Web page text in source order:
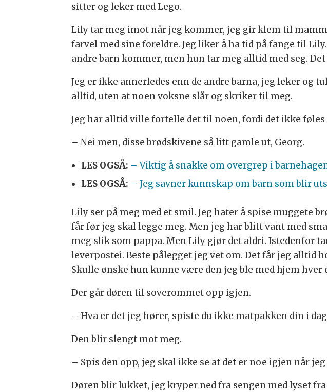
sitter og leker med Lego.
Lily tar meg imot når jeg kommer, jeg gir klem til
farvel med sine foreldre. Jeg liker å ha tid på fange til
andre barn kommer, men hun tar meg alltid med seg.
Jeg er ikke annerledes enn de andre barna, jeg leker og
alltid, uten at noen voksne slår og skriker til meg.
Jeg har alltid ville fortelle det til noen, fordi det ikke
– Nei men, disse brødskivene så litt gamle ut, Georg.
LES OGSÅ: – Viktig å snakke om overgrep i
LES OGSÅ: – Jeg savner kunnskap om barn som blir
Lily ser på meg med et smil. Jeg hater å spise muggete
får før jeg skal legge meg. Men jeg har blitt vant med
meg slik som pappa. Men Lily gjør det aldri. Istedenfor
leverpostei. Beste pålegget jeg vet om. Det får jeg alltid
Skulle ønske hun kunne være den jeg ble med hjem hver
Der går døren til soverommet opp igjen.
– Hva er det jeg hører, spiste du ikke matpakken din i
Den blir slengt mot meg.
– Spis den opp, jeg skal ikke se at det er noe igjen når
Døren blir lukket, jeg kryper ned fra sengen med lyset